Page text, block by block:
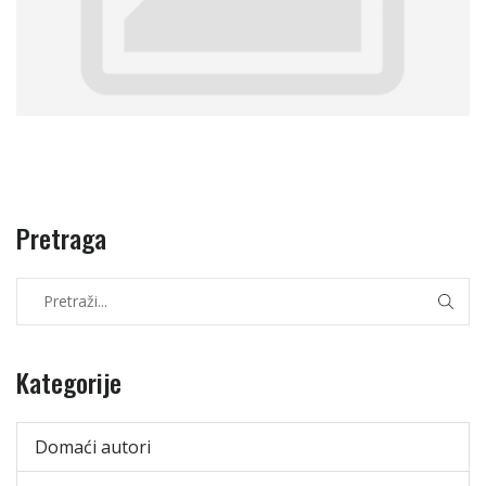
Pretraga
Kategorije
Domaći autori